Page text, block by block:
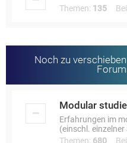
Themen: 135
Noch zu
Modular
Erfahrungen im
(einschl.
Themen: 680